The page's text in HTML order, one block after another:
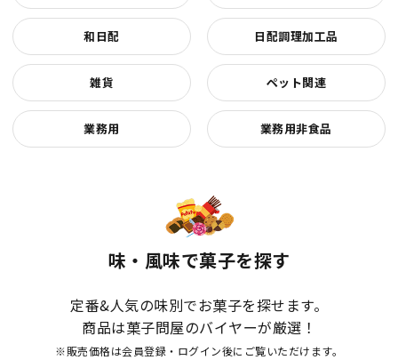
和日配 日配調理加工品
雑貨 ペット関連
業務用 業務用非食品
味・風味で菓子を探す
定番&人気の味別でお菓子を探せます。
商品は菓子問屋のバイヤーが厳選！
※販売価格は会員登録・ログイン後にご覧いただけます。